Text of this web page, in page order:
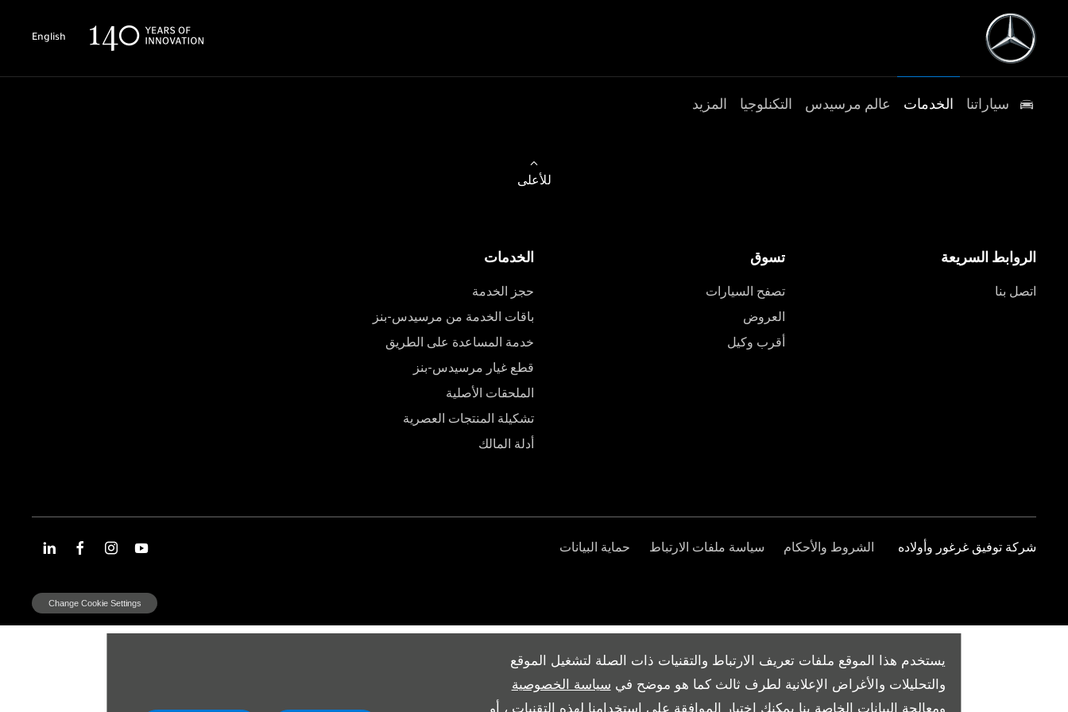
يستخدم هذا الموقع ملفات تعريف الارتباط والتقنيات ذات الصلة لتشغيل الموقع
والتحليلات والأغراض الإعلانية لطرف ثالث كما هو موضح في سياسة الخصوصية
ومعالجة البيانات الخاصة بنا يمكنك اختيار الموافقة على استخدامنا لهذه التقنيات ، أو
English
سياراتنا الخدمات عالم مرسيدس التكنلوجيا المزيد
للأعلى
الروابط السريعة
اتصل بنا
تسوق
تصفح السيارات
العروض
أقرب وكيل
الخدمات
حجز الخدمة
باقات الخدمة من مرسيدس-بنز
خدمة المساعدة على الطريق
قطع غيار مرسيدس-بنز
الملحقات الأصلية
تشكيلة المنتجات العصرية
أدلة المالك
شركة توفيق غرغور وأولاده الشروط والأحكام سياسة ملفات الارتباط حماية البيانات